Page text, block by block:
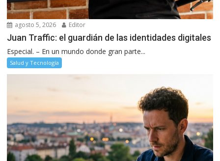
agosto 5, 2026 Editor
Juan Traffic: el guardián de las identidades digitales
Especial. – En un mundo donde gran parte...
Salud y Tecnología